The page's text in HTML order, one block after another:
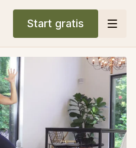
Start gratis